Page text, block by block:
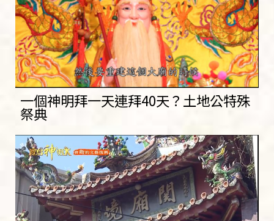
一個神明拜一天連拜40天？土地公特殊
祭典